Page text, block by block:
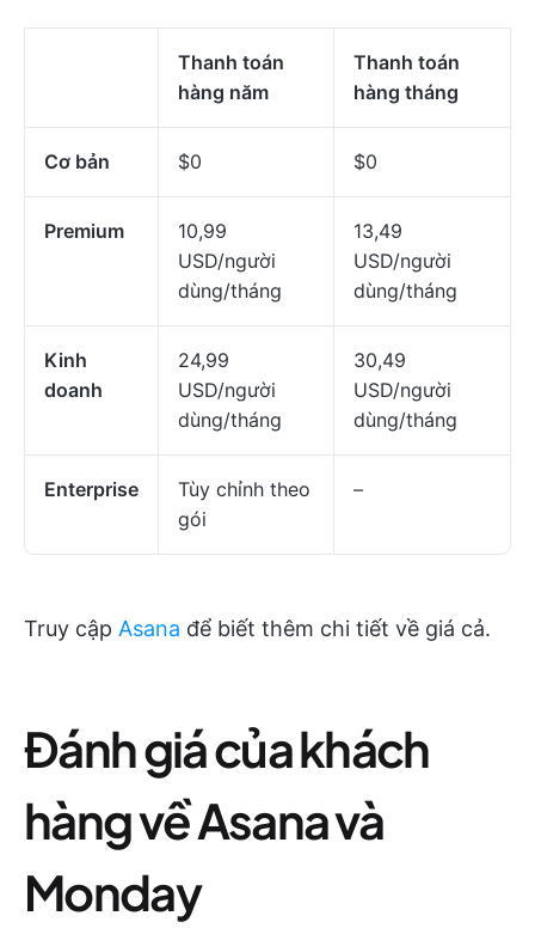
Thanh toán
hàng năm
Thanh toán
hàng tháng
Cơ bản $0 $0
Premium
10,99
USD/người
dùng/tháng
13,49
USD/người
dùng/tháng
Kinh
doanh
24,99
USD/người
dùng/tháng
30,49
USD/người
dùng/tháng
Enterprise
Tùy chỉnh theo
gói
–
Truy cập Asana để biết thêm chi tiết về giá cả.
Đánh giá của khách
hàng về Asana và
Monday